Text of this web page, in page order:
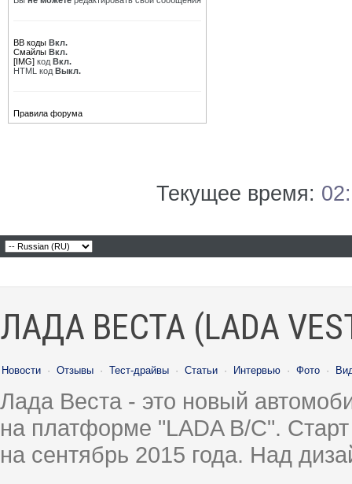
BB коды Вкл.
Смайлы Вкл.
[IMG] код Вкл.
HTML код Выкл.
Правила форума
Текущее время:
ЛАДА ВЕСТА (LADA
Новости · Отзывы · Тест-драйвы · Статьи · Интервью · Фото ·
Лада Веста - это новый
на платформе "LADA B/C".
на сентябрь 2015 года. Над